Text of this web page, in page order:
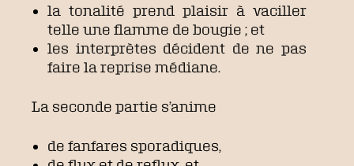
la tonalité prend plaisir à vaciller
telle une flamme de bougie ; et
les interprètes décident de ne pas
faire la reprise médiane.
La seconde partie s’anime
de fanfares sporadiques,